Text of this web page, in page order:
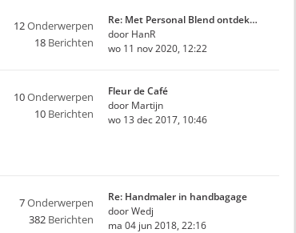
12Onderwerpen
18 Berichten
Re: Met Personal Blend ontdek…
door HanR
wo 11 nov 2020, 12:22
10Onderwerpen
10 Berichten
Fleur de Café
door Martijn
wo 13 dec 2017, 10:46
7Onderwerpen
382 Berichten
Re: Handmaler in handbagage
doorWedj
ma 04 jun 2018, 22:16